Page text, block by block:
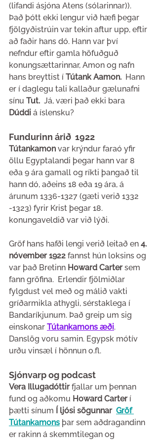
(lifandi ásjóna Atens (sólarinnar)).
Það þótt ekki lengur við hæfi þegar
fjölgyðistrúin var tekin aftur upp, eftir
að faðir hans dó. Hann var því
nefndur eftir gamla höfuðguð
konungsættarinnar, Amon og nafn
hans breyttist í Tútank Aamon. Hann
er í daglegu tali kallaður gælunafni
sínu Tut. Já, væri það ekki bara
Dúddi á íslensku?
Fundurinn árið  1922
Tútankamon var krýndur faraó yfir
öllu Egyptalandi þegar hann var 8
eða 9 ára gamall og ríkti þangað til
hann dó, aðeins 18 eða 19 ára, á
árunum 1336-1327 (gæti verið 1332
-1323) fyrir Krist þegar 18.
konungaveldið var við lýði.
Gröf hans hafði lengi verið leitað en 4.
nóvember 1922 fannst hún loksins og
var það Bretinn Howard Carter sem
fann gröfina.  Erlendir fjölmiðlar
fylgdust vel með og málið vakti
gríðarmikla athygli, sérstaklega í
Bandaríkjunum. Það greip um sig
einskonar Tútankamons æði.
Danslög voru samin. Egypsk mótív
urðu vinsæl í hönnun o.fl.
Sjónvarp og podcast
Vera Illugadóttir fjallar um þennan
fund og aðkomu Howard Carter í
þætti sínum
Í ljósi sögunnar Gröf
Tútankamons þar sem aðdragandinn
er rakinn á skemmtilegan og